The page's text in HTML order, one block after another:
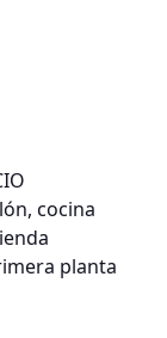
cocina
planta